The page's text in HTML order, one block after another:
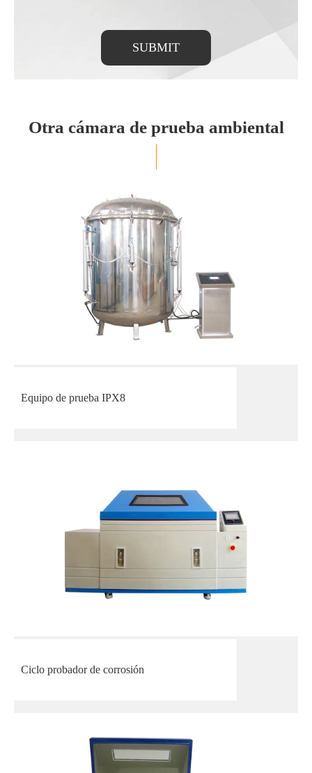
SUBMIT
Otra cámara de prueba ambiental
Equipo de prueba IPX8
Ciclo probador de corrosión